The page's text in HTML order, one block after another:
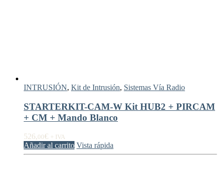
INTRUSIÓN, Kit de Intrusión, Sistemas Vía Radio
STARTERKIT-CAM-W Kit HUB2 + PIRCAM
+ CM + Mando Blanco
526,00€ + IVA
Añadir al carrito Vista rápida